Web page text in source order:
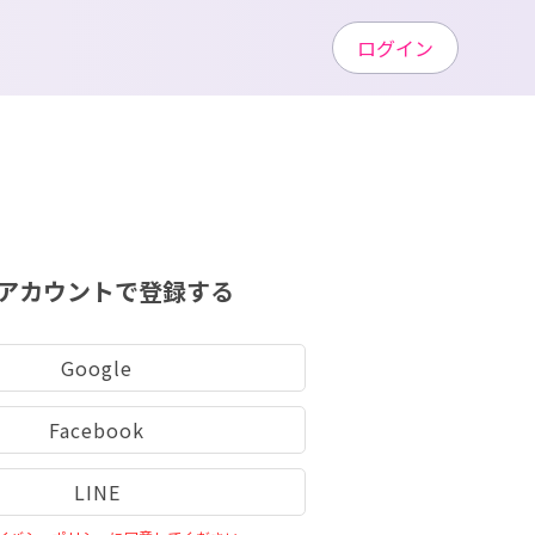
カウントで登録する
Google
Facebook
LINE
ログイン